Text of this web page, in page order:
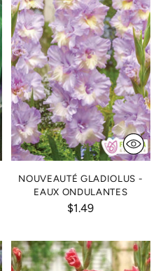
NOUVEAUTÉ GLADIOLUS -
EAUX ONDULANTES
$1.49